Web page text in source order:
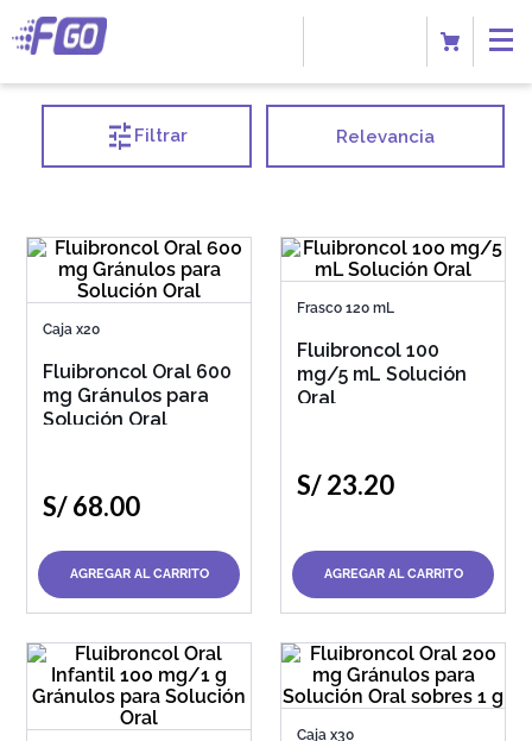
Filtrar Relevancia
Caja x20
Fluibroncol Oral 600
mg Gránulos para
Solución Oral
S/68.00
AGREGAR AL CARRITO
Frasco 120 mL
Fluibroncol 100
mg/5 mL Solución
Oral
S/23.20
AGREGAR AL CARRITO
Caja x30